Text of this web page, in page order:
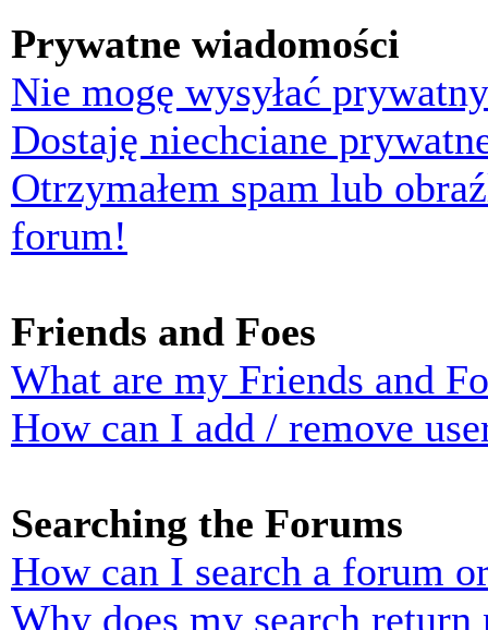
Prywatne wiadomości
Nie mogę wysyłać
Dostaję niechciane
Otrzymałem spam lub
forum!
Friends and Foes
What are my Friends and
How can I add / remove
Searching the Forums
How can I search a forum
Why does my search return